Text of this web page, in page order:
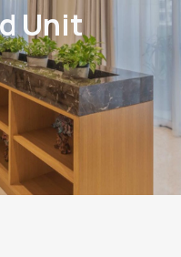
Unit